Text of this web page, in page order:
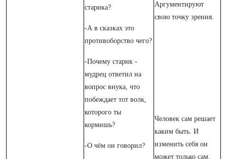
старика?
-А в сказках это
противоборство чего?
-Почему старик -
мудрец ответил на
вопрос внука, что
побеждает тот волк,
которого ты
кормишь?
-О чём он говорил?
Аргументируют
свою точку зрения.
Человек сам решает
каким быть. И
изменить себя он
может только сам.